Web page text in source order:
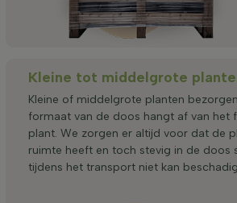
Kleine tot middelgrote
Kleine of middelgrote planten
formaat van de doos hangt af van het
plant. We zorgen er altijd voor dat de
ruimte heeft en toch stevig in de doos
tijdens het transport niet kan